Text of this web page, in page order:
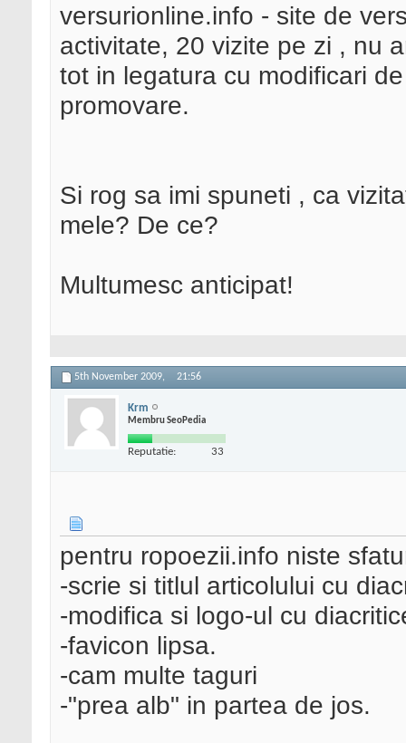
versurionline.info - site de
activitate, 20 vizite pe zi , nu
tot in legatura cu modificari
promovare.
Si rog sa imi spuneti , ca
mele? De ce?
Multumesc anticipat!
5th November 2009, 21:56
Krm
Membru SeoPedia
Reputatie: 33
pentru ropoezii.info niste
-scrie si titlul articolului cu
-modifica si logo-ul cu
-favicon lipsa.
-cam multe taguri
-"prea alb" in partea de jos.